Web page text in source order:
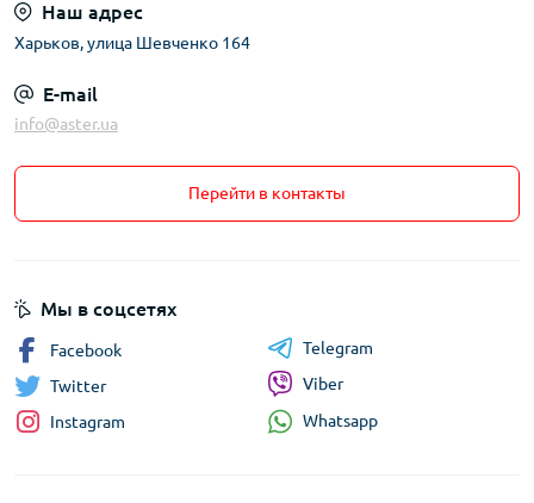
Наш адрес
Харьков, улица Шевченко 164
E-mail
info@aster.ua
Перейти в контакты
Мы в соцсетях
Facebook
Twitter
Instagram
Telegram
Viber
Whatsapp